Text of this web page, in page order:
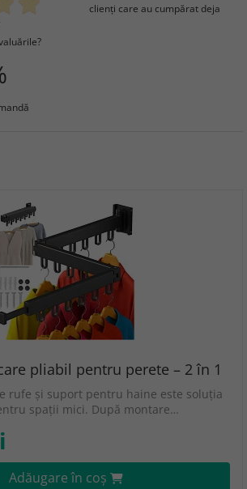
clienţi care au cumpărat deja
pliabil pentru perete – 2 în 1
rufe și suport pentru haine este soluția
spații mici. După montare…
Adăugare în coş